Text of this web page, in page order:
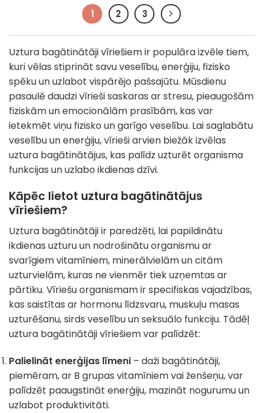
1 2 3
Uztura bagātinātāji vīriešiem ir populāra izvēle tiem,
kuri vēlas stiprināt savu veselību, enerģiju, fizisko
spēku un uzlabot vispārējo pašsajūtu. Mūsdienu
pasaulē daudzi vīrieši saskaras ar stresu, pieaugošām
fiziskām un emocionālām prasībām, kas var
ietekmēt viņu fizisko un garīgo veselību. Lai saglabātu
veselību un enerģiju, vīrieši arvien biežāk izvēlas
uztura bagātinātājus, kas palīdz uzturēt organisma
funkcijas un uzlabo ikdienas dzīvi.
Kāpēc lietot uztura bagātinātājus
vīriešiem?
Uztura bagātinātāji ir paredzēti, lai papildinātu
ikdienas uzturu un nodrošinātu organismu ar
svarīgiem vitamīniem, minerālvielām un citām
uzturvielām, kuras ne vienmēr tiek uzņemtas ar
pārtiku. Vīriešu organismam ir specifiskas vajadzības,
kas saistītas ar hormonu līdzsvaru, muskuļu masas
uzturēšanu, sirds veselību un seksuālo funkciju. Tādēļ
uztura bagātinātāji vīriešiem var palīdzēt:
Palielināt enerģijas līmeni – daži bagātinātāji,
piemēram, ar B grupas vitamīniem vai ženšeņu, var
palīdzēt paaugstināt enerģiju, mazināt nogurumu un
uzlabot produktivitāti.